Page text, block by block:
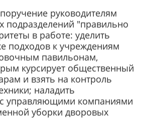
руководителям
подразделений "правильно
в работе: уделить
подходов к учреждениям
павильонам,
курсирует общественный
и взять на контроль
наладить
управляющими компаниями
уборки дворовых